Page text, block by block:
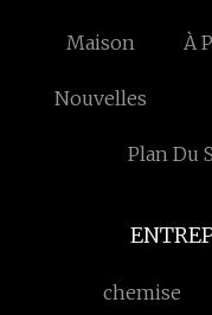
Maison À
Nouvelles
Plan Du
chemise